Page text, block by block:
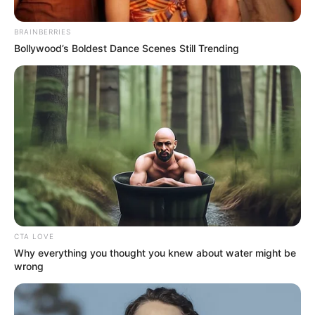
Pexels
Jornada de empleo
Por:
J. Adriana Pardo
Agosto 25, 2025
BRAINBERRIES
Bollywood’s Boldest Dance Scenes Still Trending
CTA LOVE
Why everything you thought you knew about water might be
wrong